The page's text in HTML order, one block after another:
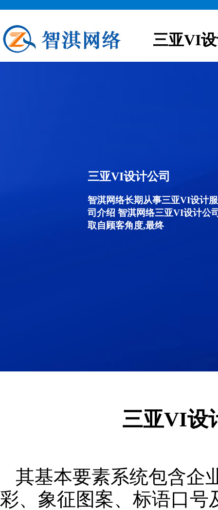
三亚VI
三亚VI设计公司
智淇网络长期从事三亚VI设计
司介绍 智淇网络三亚VI设计公
取自顾客角度,最终
三亚VI设
其基本要素系统包含企
彩、象征图案、标语口号